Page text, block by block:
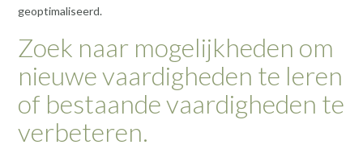
geoptimaliseerd.
Zoek naar mogelijkheden om
nieuwe vaardigheden te leren
of bestaande vaardigheden te
verbeteren.